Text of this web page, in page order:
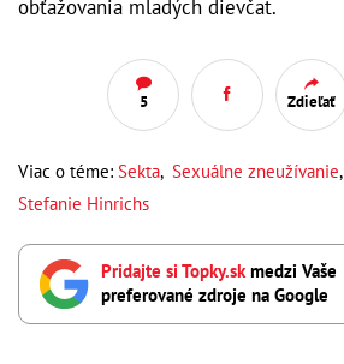
obťažovania mladých dievčat.
5 Zdieľať
Viac o téme: Sekta, Sexuálne zneužívanie,
Stefanie Hinrichs
Pridajte si Topky.skmedzi Vaše
preferované zdroje na Google